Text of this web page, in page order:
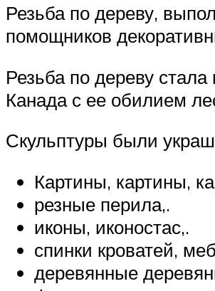
Резьба по дереву,
помощников
Резьба по дереву
Канада с ее обилием
Скульптуры были
Картины, картины,
резные перила,.
иконы, иконостас,.
спинки кроватей,
деревянные